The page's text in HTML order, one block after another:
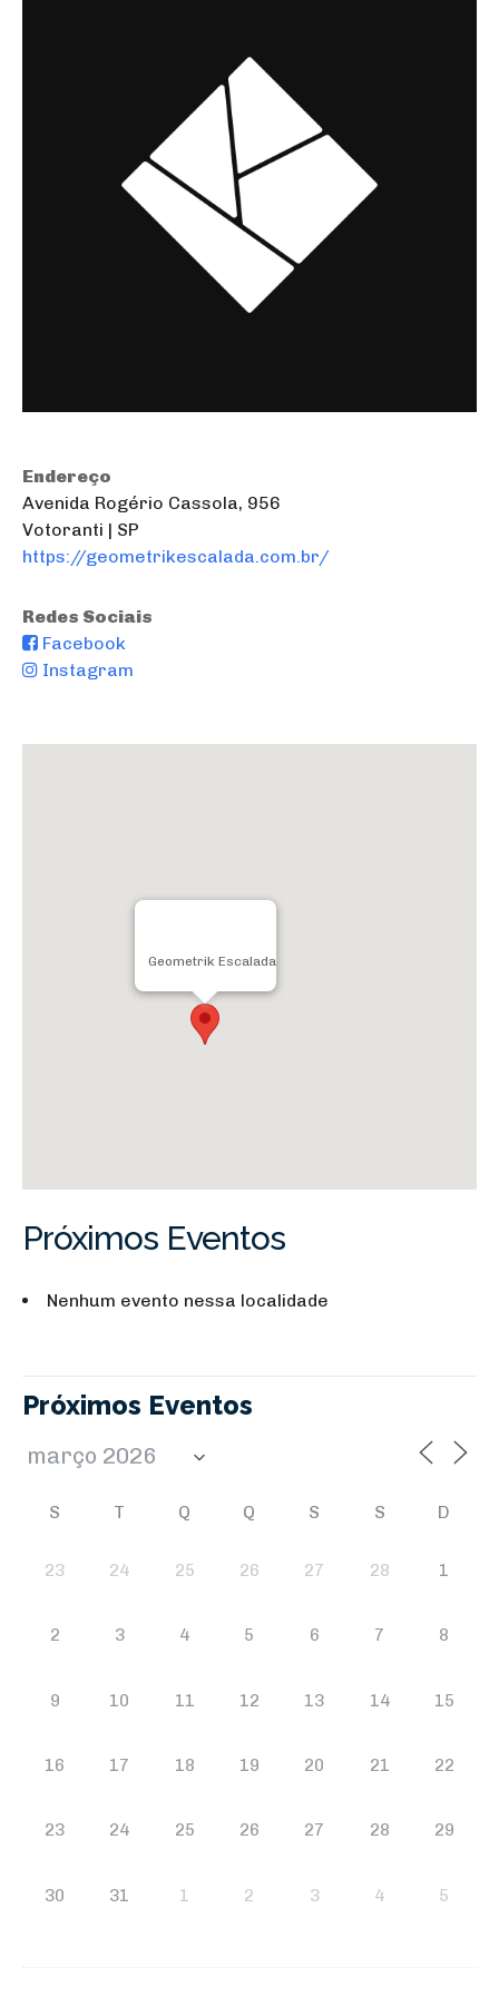
Endereço
Avenida Rogério Cassola, 956
Votoranti | SP
https://geometrikescalada.com.br/
Redes Sociais
Facebook
Instagram
Geometrik Escalada
Próximos Eventos
Nenhum evento nessa localidade
Próximos Eventos
S T Q Q S S D
23 24 25 26 27 28 1
2 3 4 5 6 7 8
9 10 11 12 13 14 15
16 17 18 19 20 21 22
23 24 25 26 27 28 29
30 31 1 2 3 4 5